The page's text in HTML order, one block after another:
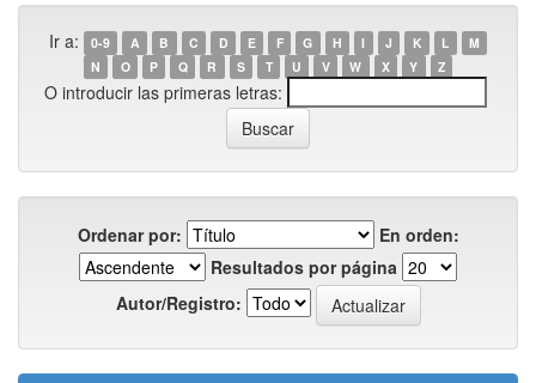
Ir a: 0-9 A B C D E F G H I J K L
M
N
O P Q R S T U V W X Y Z
O introducir las primeras letras:
Ordenar por:
En orden:
Resultados por página
Autor/Registro: